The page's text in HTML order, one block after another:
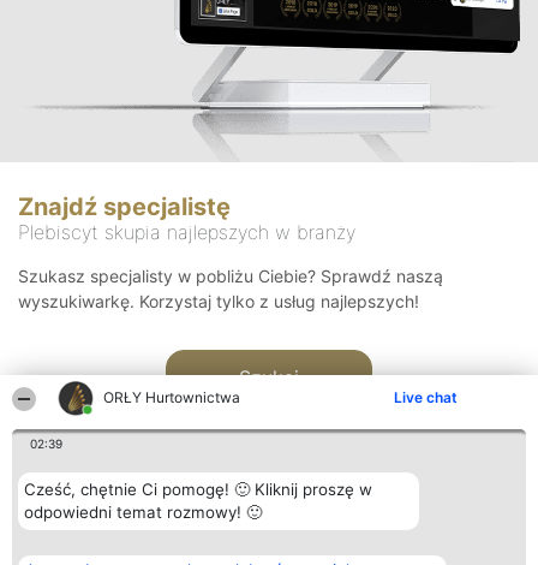
ORŁY Hurtownictwa Live chat
02:39
Cześć, chętnie Ci pomogę! 🙂 Kliknij proszę w
odpowiedni temat rozmowy! 🙂
Znajdź specjalistę
Plebiscyt skupia najlepszych w branży
Szukasz specjalisty w pobliżu Ciebie? Sprawdź naszą
wyszukiwarkę. Korzystaj tylko z usług najlepszych!
Szukaj
Organizator plebiscytu Plebiscyt Kontakt